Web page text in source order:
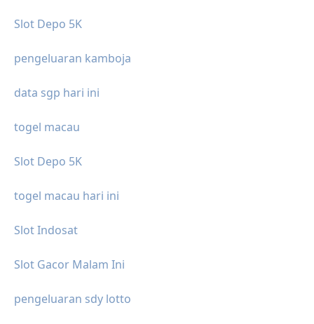
Slot Depo 5K
pengeluaran kamboja
data sgp hari ini
togel macau
Slot Depo 5K
togel macau hari ini
Slot Indosat
Slot Gacor Malam Ini
pengeluaran sdy lotto